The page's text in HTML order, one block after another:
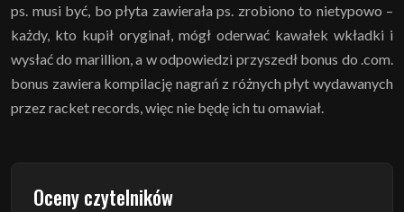
ps. musi być, bo płyta zawierała ps. zrobiono to nietypowo –
każdy, kto kupił oryginał, mógł oderwać kawałek wkładki i
wysłać do marillion, a w odpowiedzi przyszedł bonus do .com.
bonus zawiera kompilację nagrań z różnych płyt wydawanych
przez racket records, więc nie będę ich tu omawiał.
Oceny czytelników